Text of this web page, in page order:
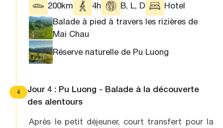
200km
4h B, L, D
Hotel
Balade à pied à travers les rizières de
Mai Chau
Réserve naturelle de Pu Luong
4
Jour 4 : Pu Luong - Balade à la découverte
des alentours
Après le petit déjeuner, court transfert pour la